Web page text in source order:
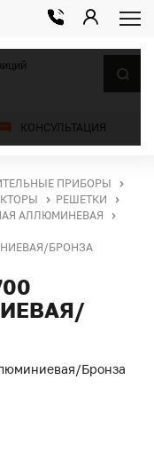
КОНСУЛЬТАЦИЯ
ПРИБОРЫ
РЕШЕТКИ
АЛЛЮМИНЕВАЯ
БРОНЗА